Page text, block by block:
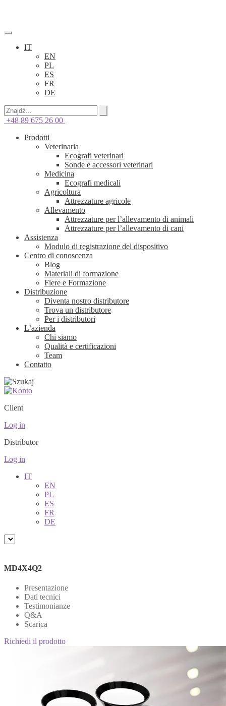
IT
EN
PL
ES
FR
DE
+48 89 675 26 00
Prodotti
Veterinaria
Ecografi veterinari
Sonde e accessori veterinari
Medicina
Ecografi medicali
Agricoltura
Attrezzature agricole
Allevamento
Attrezzature per l’allevamento di animali
Attrezzature per l’allevamento di cani
Assistenza
Modulo di registrazione del dispositivo
Centro di conoscenza
Blog
Materiali di formazione
Fiere e Formazione
Distribuzione
Diventa nostro distributore
Trova un distributore
Per i distributori
L’azienda
Chi siamo
Qualità e certificazioni
Team
Contatto
Client
Log in
Distributor
Log in
IT
EN
PL
ES
FR
DE
MD4X4Q2
Presentazione
Dati tecnici
Testimonianze
Q&A
Scarica
Richiedi il prodotto